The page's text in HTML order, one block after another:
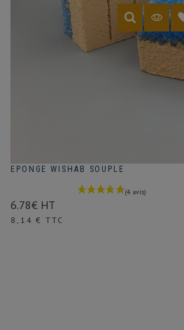
EPONGE WISHAB SOUPLE
6.78€ HT
Prix
8,14 € TTC